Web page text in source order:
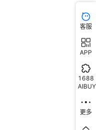
客服
APP
1688
AIBUY
更多